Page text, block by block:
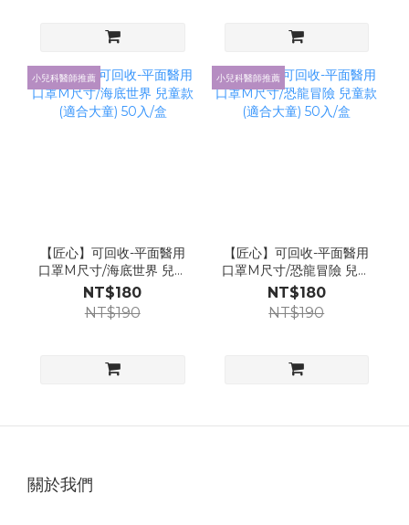
小兒科醫師推薦
【匠心】可回收-平面醫用
口罩M尺寸/海底世界 兒童
款 (適合大童) 50入/盒
NT$180
NT$190
小兒科醫師推薦
【匠心】可回收-平面醫用
口罩M尺寸/恐龍冒險 兒童
款 (適合大童) 50入/盒
NT$180
NT$190
關於我們